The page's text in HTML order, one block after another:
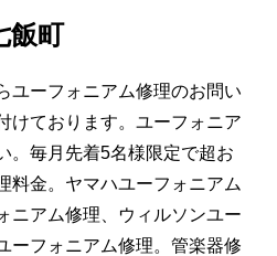
飯町
ユーフォニアム修理のお問い
けております。ユーフォニア
。毎月先着5名様限定で超お
料金。ヤマハユーフォニアム
ニアム修理、ウィルソンユー
ーフォニアム修理。管楽器修